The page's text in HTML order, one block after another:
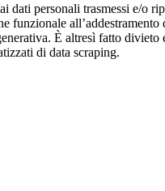
dati personali trasmessi e/o
funzionale all’addestramento
È altresì fatto divieto
di data scraping.